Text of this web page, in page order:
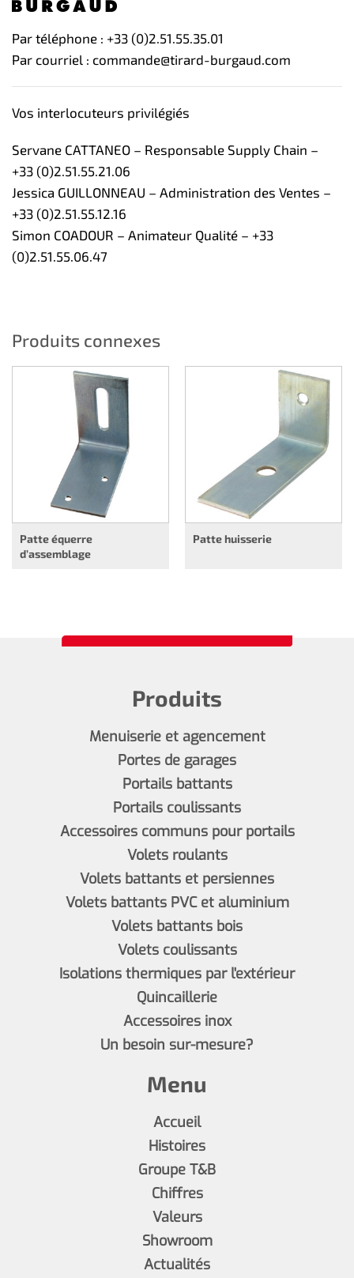
Par téléphone : +33 (0)2.51.55.35.01
Par courriel : commande@tirard-burgaud.com
Vos interlocuteurs privilégiés
Servane CATTANEO – Responsable Supply Chain –
+33 (0)2.51.55.21.06
Jessica GUILLONNEAU – Administration des Ventes –
+33 (0)2.51.55.12.16
Simon COADOUR – Animateur Qualité – +33
(0)2.51.55.06.47
Produits connexes
Patte équerre
d’assemblage
Patte huisserie
Produits
Menuiserie et agencement
Portes de garages
Portails battants
Portails coulissants
Accessoires communs pour portails
Volets roulants
Volets battants et persiennes
Volets battants PVC et aluminium
Volets battants bois
Volets coulissants
Isolations thermiques par l'extérieur
Quincaillerie
Accessoires inox
Un besoin sur-mesure?
Menu
Accueil
Histoires
Groupe T&B
Chiffres
Valeurs
Showroom
Actualités